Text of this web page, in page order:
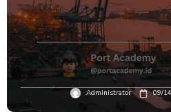
Administrator 09/